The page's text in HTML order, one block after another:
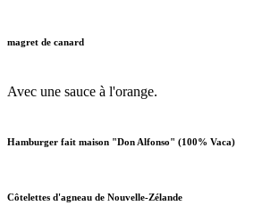
magret de canard
Avec une sauce à l'orange.
Hamburger fait maison "Don Alfonso" (100% Vaca)
Côtelettes d'agneau de Nouvelle-Zélande